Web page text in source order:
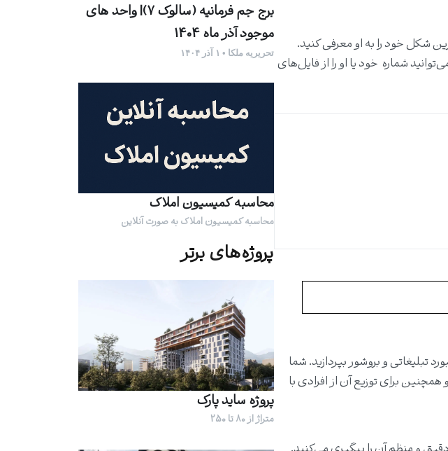
شکل خود را به او معرفی کنید.
شماره خود یا او را از فایل‌های
تبلیغاتی و بروشور بپردازید. شما
برای توزیع آن از افرادی با
برج جم فرمانیه (سالوک ۷)| واحد های
موجود آذر ماه 1404
تحریریه ملکا • ۱ آذر ۱۴۰۴
محاسبه کمیسیون املاک
محاسبه کمیسیون املاک به صورت آنلاین
پروژه‌های برتر
پروژه ساید پارک
متراژ از 80 تا 250